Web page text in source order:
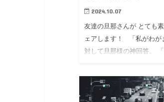
2024.10.07
友達の旦那さんが とても
ェアします！ 「私がわが
対して旦那様の神回答。
ことはしてあげ…